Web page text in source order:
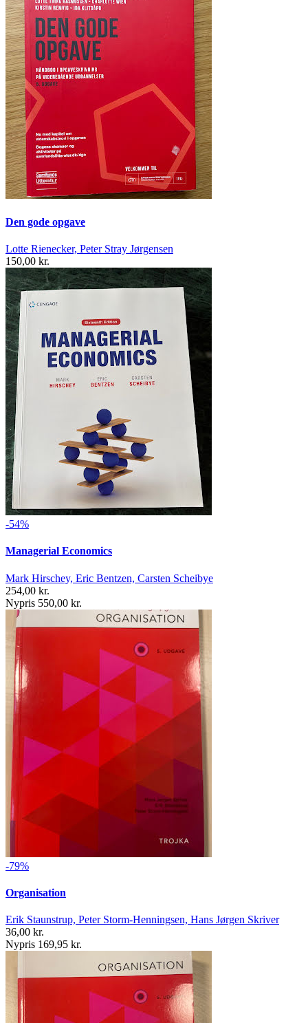
Den gode opgave
Lotte Rienecker, Peter Stray Jørgensen
150,00 kr.
-54%
Managerial Economics
Mark Hirschey, Eric Bentzen, Carsten Scheibye
254,00 kr.
Nypris 550,00 kr.
-79%
Organisation
Erik Staunstrup, Peter Storm-Henningsen, Hans Jørgen Skriver
36,00 kr.
Nypris 169,95 kr.